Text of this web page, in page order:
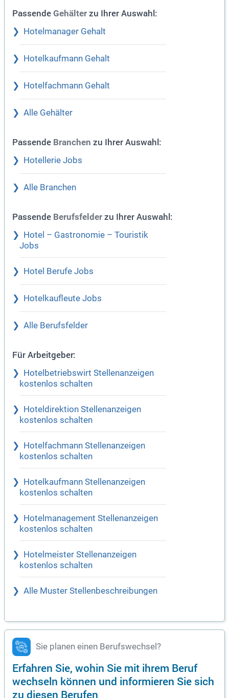
Passende Gehälter zu Ihrer Auswahl:
Hotelmanager Gehalt
Hotelkaufmann Gehalt
Hotelfachmann Gehalt
Alle Gehälter
Passende Branchen zu Ihrer Auswahl:
Hotellerie Jobs
Alle Branchen
Passende Berufsfelder zu Ihrer Auswahl:
Hotel – Gastronomie – Touristik
Jobs
Hotel Berufe Jobs
Hotelkaufleute Jobs
Alle Berufsfelder
Für Arbeitgeber:
Hotelbetriebswirt Stellenanzeigen
kostenlos schalten
Hoteldirektion Stellenanzeigen
kostenlos schalten
Hotelfachmann Stellenanzeigen
kostenlos schalten
Hotelkaufmann Stellenanzeigen
kostenlos schalten
Hotelmanagement Stellenanzeigen
kostenlos schalten
Hotelmeister Stellenanzeigen
kostenlos schalten
Alle Muster Stellenbeschreibungen
Sie planen einen Berufswechsel?
Erfahren Sie, wohin Sie mit ihrem Beruf
wechseln können und informieren Sie sich
zu diesen Berufen